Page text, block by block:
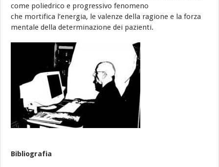
come poliedrico e progressivo fenomeno
che mortifica l’energia, le valenze della ragione e la forza
mentale della determinazione dei pazienti.
Bibliografia